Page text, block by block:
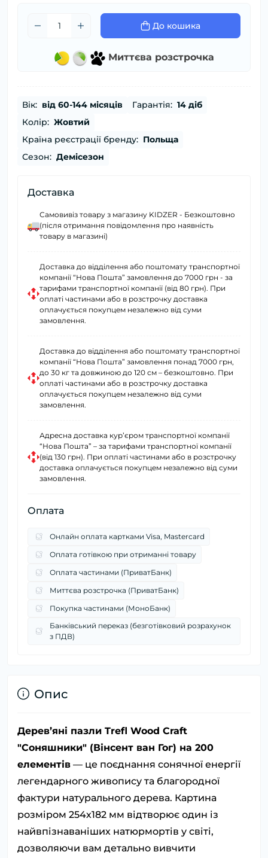
До кошика
Миттєва розстрочка
Вік: від 60-144 місяців Гарантія: 14 діб
Колір: Жовтий
Країна реєстрації бренду: Польща
Сезон: Демісезон
Доставка
Самовивіз товару з магазину KIDZER - Безкоштовно
(після отримання повідомлення про наявність
товару в магазині)
Доставка до відділення або поштомату транспортної
компанії “Нова Пошта” замовлення до 7000 грн - за
тарифами транспортної компанії (від 80 грн). При
оплаті частинами або в розстрочку доставка
оплачується покупцем незалежно від суми
замовлення.
Доставка до відділення або поштомату транспортної
компанії “Нова Пошта” замовлення понад 7000 грн,
до 30 кг та довжиною до 120 см – безкоштовно. При
оплаті частинами або в розстрочку доставка
оплачується покупцем незалежно від суми
замовлення.
Адресна доставка курʼєром транспортної компанії
“Нова Пошта” – за тарифами транспортної компанії
(від 130 грн). При оплаті частинами або в розстрочку
доставка оплачується покупцем незалежно від суми
замовлення.
Оплата
Онлайн оплата картками Visa, Mastercard
Оплата готівкою при отриманні товару
Оплата частинами (ПриватБанк)
Миттєва розстрочка (ПриватБанк)
Покупка частинами (МоноБанк)
Банківський переказ (безготівковий розрахунок
з ПДВ)
Опис
Дерев’яні пазли Trefl Wood Craft
"Соняшники" (Вінсент ван Гог) на 200
елементів — це поєднання сонячної енергії
легендарного живопису та благородної
фактури натурального дерева. Картина
розміром 254х182 мм відтворює один із
найвпізнаваніших натюрмортів у світі,
дозволяючи вам детально вивчити